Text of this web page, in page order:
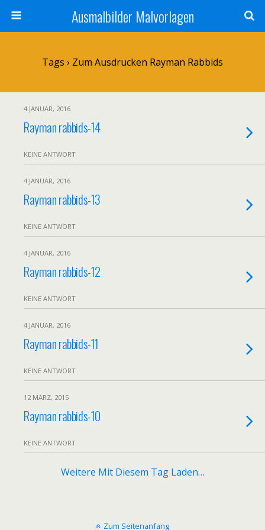
Ausmalbilder Malvorlagen
Tags › Zum Ausdrucken Rayman Rabbids
4 JANUAR, 2016
Rayman rabbids-14
KEINE ANTWORT
4 JANUAR, 2016
Rayman rabbids-13
KEINE ANTWORT
4 JANUAR, 2016
Rayman rabbids-12
KEINE ANTWORT
4 JANUAR, 2016
Rayman rabbids-11
KEINE ANTWORT
12 MÄRZ, 2015
Rayman rabbids-10
KEINE ANTWORT
Weitere Mit Diesem Tag Laden…
Zum Seitenanfang